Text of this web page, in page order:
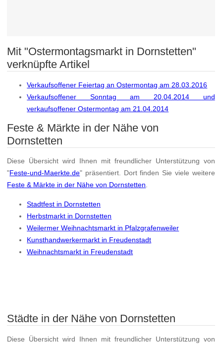
Mit "Ostermontagsmarkt in Dornstetten"
verknüpfte Artikel
Verkaufsoffener Feiertag an Ostermontag am 28.03.2016
Verkaufsoffener Sonntag am 20.04.2014 und
verkaufsoffener Ostermontag am 21.04.2014
Feste & Märkte in der Nähe von
Dornstetten
Diese Übersicht wird Ihnen mit freundlicher Unterstützung von
"Feste-und-Maerkte.de" präsentiert. Dort finden Sie viele weitere
Feste & Märkte in der Nähe von Dornstetten.
Stadtfest in Dornstetten
Herbstmarkt in Dornstetten
Weilermer Weihnachtsmarkt in Pfalzgrafenweiler
Kunsthandwerkermarkt in Freudenstadt
Weihnachtsmarkt in Freudenstadt
Städte in der Nähe von Dornstetten
Diese Übersicht wird Ihnen mit freundlicher Unterstützung von